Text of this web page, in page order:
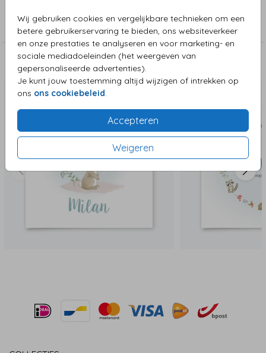
Wij gebruiken cookies en vergelijkbare technieken om een
betere gebruikerservaring te bieden, ons websiteverkeer
en onze prestaties te analyseren en voor marketing- en
sociale mediadoeleinden (het weergeven van
gepersonaliseerde advertenties).
Je kunt jouw toestemming altijd wijzigen of intrekken op
ons ons cookiebeleid.
Accepteren
Weigeren
Jongen
Aanbevolen